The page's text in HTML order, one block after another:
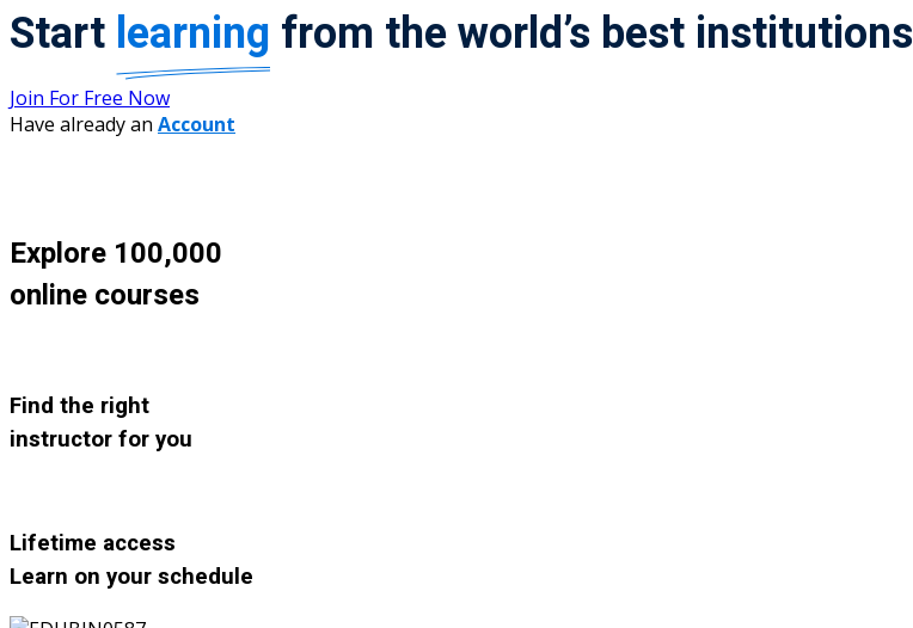
Start learning from the world’s best institutions
Join For Free Now
Have already an Account
Explore 100,000
online courses
Find the right
instructor for you
Lifetime access
Learn on your schedule